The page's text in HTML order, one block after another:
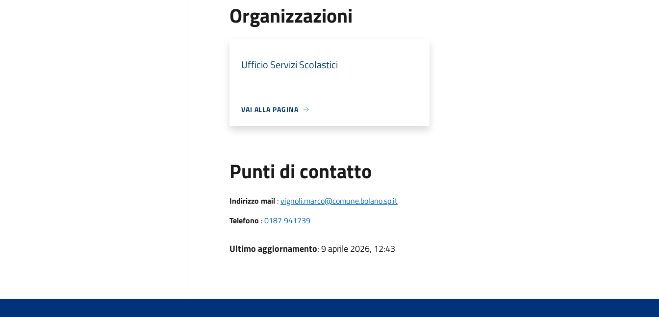
Organizzazioni
Ufficio Servizi Scolastici
VAI ALLA PAGINA
Punti di contatto
Indirizzo mail:vignoli.marco@comune.bolano.sp.it
Telefono :0187 941739
Ultimo aggiornamento: 9 aprile 2026, 12:43